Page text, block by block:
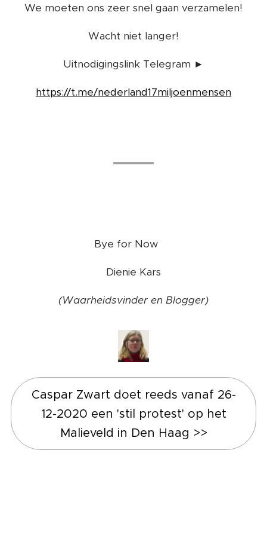
We moeten ons zeer snel gaan verzamelen!
Wacht niet langer!
Uitnodigingslink Telegram ►
https://t.me/nederland17miljoenmensen
Bye for Now ❤️
Dienie Kars
(Waarheidsvinder en Blogger)
Caspar Zwart doet reeds vanaf 26-
12-2020 een 'stil protest' op het
Malieveld in Den Haag >>